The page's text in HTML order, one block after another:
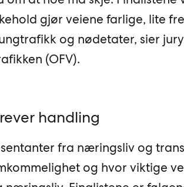
gjør veiene farlige, lite
og nødetater, sier
(OFV).
handling
fra næringsliv og
og hvor viktige